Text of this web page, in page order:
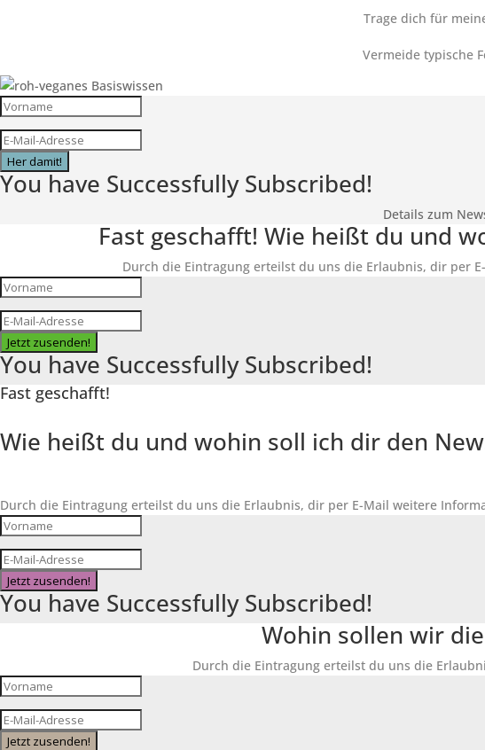
Trage dich für
Vermeide typische
Her damit!
You have Successfully Subscribed!
Details zum
Fast geschafft! Wie heißt du und
Durch die Eintragung erteilst du uns die Erlaubnis, dir per
Jetzt zusenden!
You have Successfully Subscribed!
Fast geschafft!
Wie heißt du und wohin soll ich dir den
Durch die Eintragung erteilst du uns die Erlaubnis, dir per E-Mail weitere
Jetzt zusenden!
You have Successfully Subscribed!
Wohin sollen wir
Durch die Eintragung erteilst du uns die
Jetzt zusenden!